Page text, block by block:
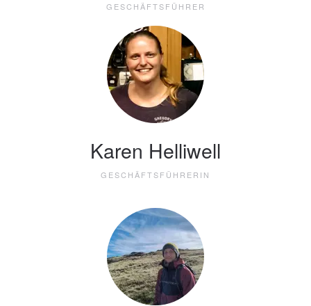
GESCHÄFTSFÜHRER
Karen Helliwell
GESCHÄFTSFÜHRERIN